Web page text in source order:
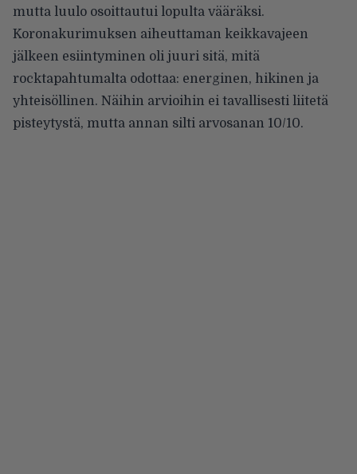
mutta luulo osoittautui lopulta vääräksi.
Koronakurimuksen aiheuttaman keikkavajeen
jälkeen esiintyminen oli juuri sitä, mitä
rocktapahtumalta odottaa: energinen, hikinen ja
yhteisöllinen. Näihin arvioihin ei tavallisesti liitetä
pisteytystä, mutta annan silti arvosanan 10/10.